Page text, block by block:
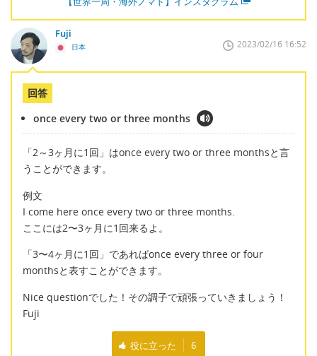
Fuji
日本 2023/02/16 16:52
回答
once every two or three months
「2～3ヶ月に1回」はonce every two or three monthsと言
うことができます。
例文
I come here once every two or three months.
ここには2〜3ヶ月に1回来るよ。
「3〜4ヶ月に1回」であればonce every three or four
monthsと表すことができます。
Nice questionでした！その調子で頑張っていきましょう！
Fuji
役に立った 6